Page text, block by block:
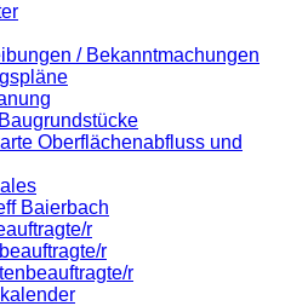
/ Bekanntmachungen
Oberflächenabfluss und
Baierbach
r
r
r